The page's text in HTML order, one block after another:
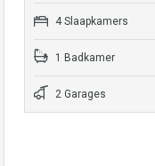
4 Slaapkamers
1 Badkamer
2 Garages